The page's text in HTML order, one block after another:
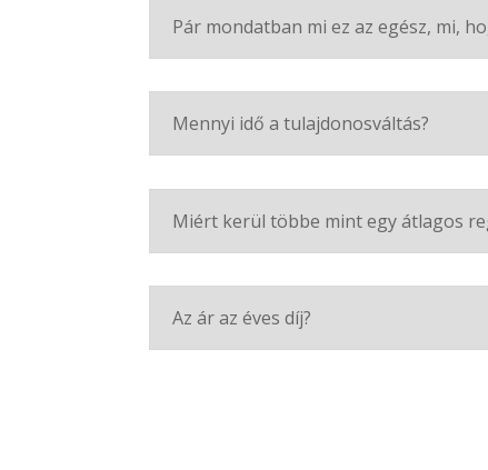
Pár mondatban mi ez az egész, mi,
Mennyi idő a tulajdonosváltás?
Miért kerül többe mint egy átlagos
Az ár az éves díj?